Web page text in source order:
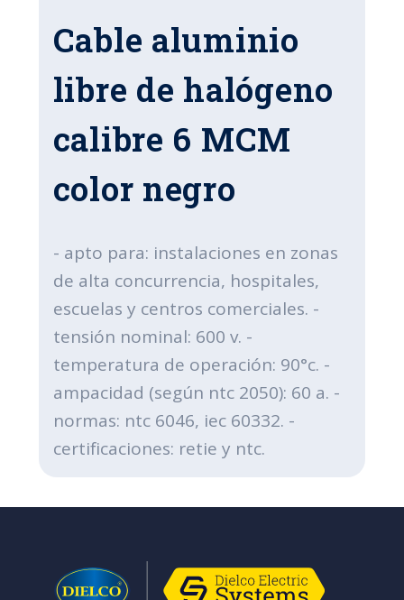
Cable aluminio
libre de halógeno
calibre 6 MCM
color negro
- apto para: instalaciones en zonas
de alta concurrencia, hospitales,
escuelas y centros comerciales. -
tensión nominal: 600 v. -
temperatura de operación: 90°c. -
ampacidad (según ntc 2050): 60 a. -
normas: ntc 6046, iec 60332. -
certificaciones: retie y ntc.